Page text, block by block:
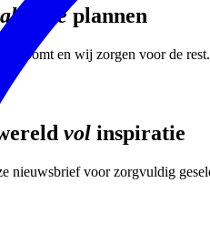
plannen
droomt en wij zorgen voor de
vol inspiratie
nieuwsbrief voor zorgvuldig